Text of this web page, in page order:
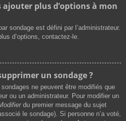
plus d’options à mon
sondage est défini par l’administrateur.
d’options, contactez-le.
un sondage ?
ne peuvent être modifiés que
ou un administrateur. Pour modifier un
du premier message du sujet
le sondage). Si personne n’a voté,